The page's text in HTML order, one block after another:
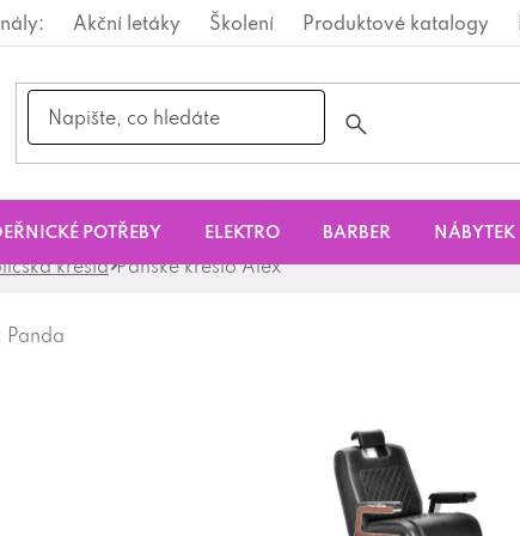
Akční letáky Školení Produktové katalogy
POTŘEBY ELEKTRO BARBER NÁBYTEK
křesla Pánské křeslo Alex
Panda